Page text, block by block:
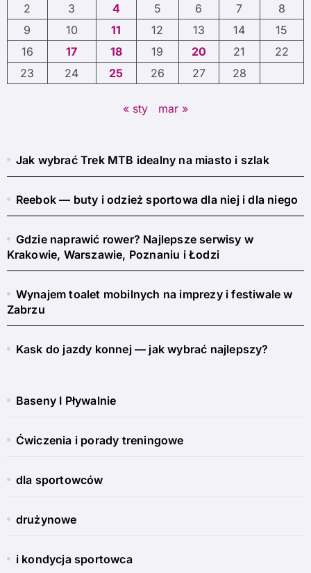
2
3 4 5 6 7
8
9
10 11 12 13 14
15
16
17 18 19 20 21
22
23
24 25 26 27 28
« sty mar »
Jak wybrać Trek MTB idealny na miasto i szlak
Reebok — buty i odzież sportowa dla niej i dla niego
Gdzie naprawić rower? Najlepsze serwisy w
Krakowie, Warszawie, Poznaniu i Łodzi
Wynajem toalet mobilnych na imprezy i festiwale w
Zabrzu
Kask do jazdy konnej — jak wybrać najlepszy?
Baseny I Pływalnie
Ćwiczenia i porady treningowe
dla sportowców
drużynowe
i kondycja sportowca